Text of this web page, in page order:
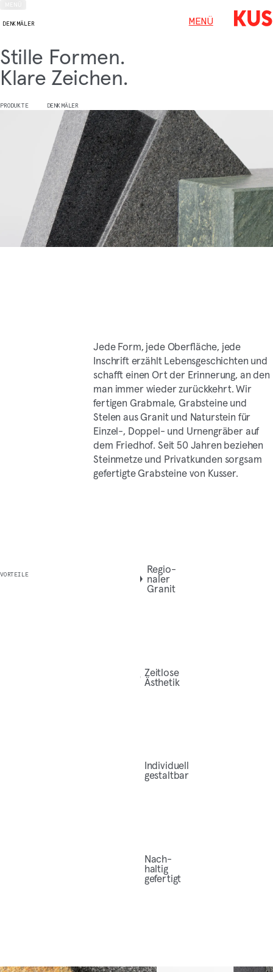
MENÜ
DENKMÄLER
Stille Formen.
Klare Zeichen.
PRODUKTE DENKMÄLER
Jede Form, jede Oberfläche, jede
Inschrift erzählt Lebensgeschichten und
schafft einen Ort der Erinnerung, an den
man immer wieder zurückkehrt. Wir
fertigen Grabmale, Grabsteine und
Stelen aus Granit und Naturstein für
Einzel-, Doppel- und Urnengräber auf
dem Friedhof. Seit 50 Jahren beziehen
Steinmetze und Privatkunden sorgsam
gefertigte Grabsteine von Kusser.
VORTEILE Regio­
na­ler
Granit
Zeit­lo­se
Ästhetik
Indi­vi­du­ell
gestaltbar
Nach­
hal­tig
gefertigt